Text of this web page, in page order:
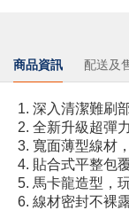
商品資訊 配送及
1. 深入清潔難刷
2. 全新升級超彈
3. 寬面薄型線材
4. 貼合式平整包
5. 馬卡龍造型，
6. 線材密封不裸